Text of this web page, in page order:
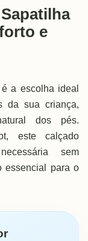
e
a escolha ideal
da sua criança,
dos pés.
este calçado
sem
essencial para o